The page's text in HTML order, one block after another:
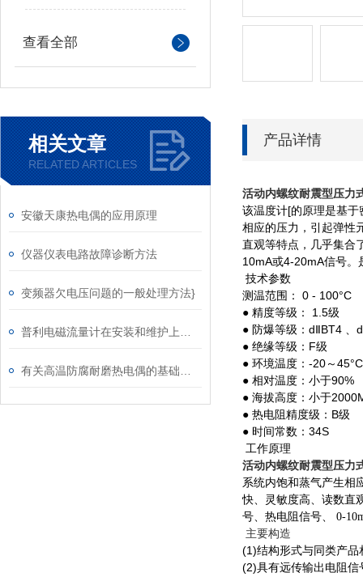
查看全部
相关文章
RELATED ARTICLES
安徽天康热电偶的应用原理
仪器仪表电路故障诊断方法
变频器欠电压问题的一般处理方法}
产品详情
活动内螺纹耐震型压力
该温度计[的原理是基
相应的压力，引起弹性
直观等特点，几乎集合
10mA或4-20mA信号。
技术参数
测温范围： 0 - 100°C
● 精度等级： 1.5级
● 防爆等级：dⅡBT4 、
● 绝缘等级：F级
● 环境温度：-20～45°C
● 相对温度：小于90%
● 海拔高度：小于
● 热电阻精度级：B级
● 时间常数：34S
工作原理
活动内螺纹耐震型压力
系统内饱和蒸气产生相
快、灵敏度高、读数直
号、热电阻信号、 0-
主要构造
(1)结构形式与同类产
(2)具有远传输出电阻